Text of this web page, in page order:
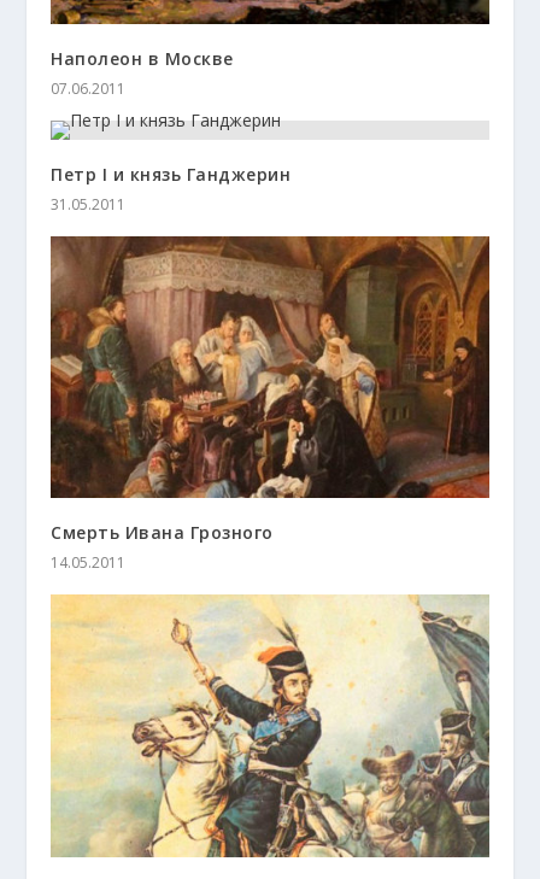
Наполеон в Москве
07.06.2011
Петр I и князь Ганджерин
31.05.2011
Смерть Ивана Грозного
14.05.2011